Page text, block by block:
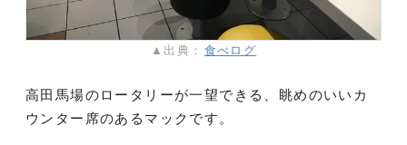
▲出典： 食べログ
高田馬場のロータリーが一望できる、眺めのいいカ
ウンター席のあるマックです。